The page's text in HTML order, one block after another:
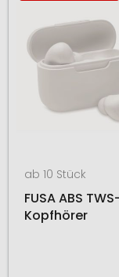
ab 10 Stück
FUSA ABS
Kopfhörer